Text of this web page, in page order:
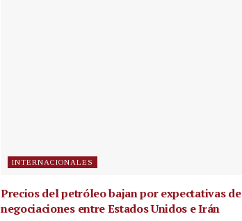
INTERNACIONALES
Precios del petróleo bajan por expectativas de
negociaciones entre Estados Unidos e Irán